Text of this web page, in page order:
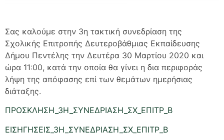
Σας καλούμε στην 3η τακτική συνεδρίαση της
Σχολικής Επιτροπής Δευτεροβάθμιας Εκπαίδευσης
Δήμου Πεντέλης την Δευτέρα 30 Μαρτίου 2020 και
ώρα 11:00, κατά την οποία θα γίνει η δια περιφοράς
λήψη της απόφασης επί των θεμάτων ημερήσιας
διάταξης.
ΠΡΟΣΚΛΗΣΗ_3Η_ΣΥΝΕΔΡΙΑΣΗ_ΣΧ_ΕΠΙΤΡ_Β
ΕΙΣΗΓΗΣΕΙΣ_3Η_ΣΥΝΕΔΡΙΑΣΗ_ΣΧ_ΕΠΙΤΡ_Β